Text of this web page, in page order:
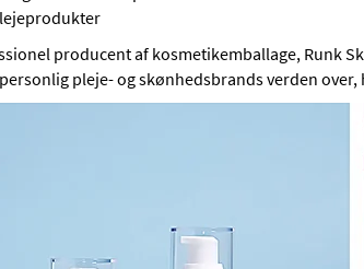
producent af kosmetikemballage, Runk
pleje- og skønhedsbrands verden